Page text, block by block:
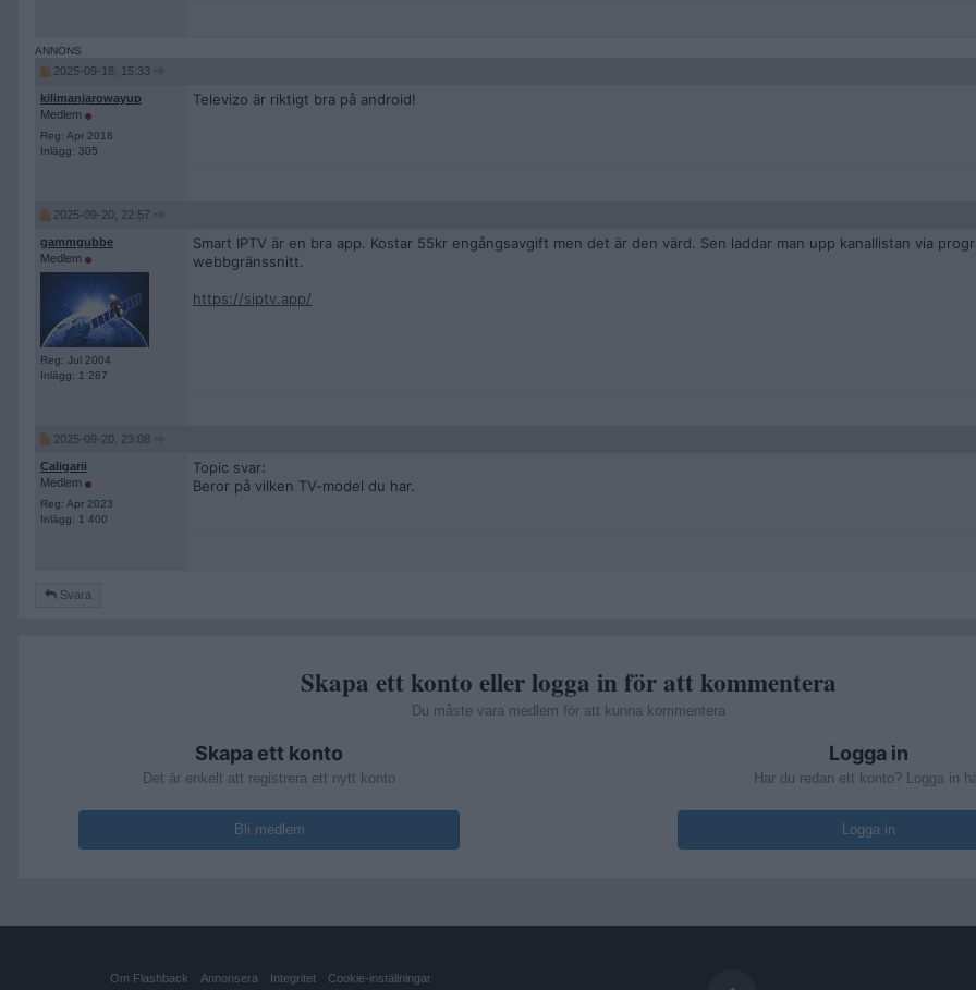
2025-09-18, 15:33
kilimanjarowayup
Medlem
Reg: Apr 2018
Inlägg: 305
Televizo är riktigt bra på android!
2025-09-20, 22:57
gammgubbe
Medlem
Reg: Jul 2004
Inlägg: 1 287
Smart IPTV är en bra app. Kostar 55kr engångsavgift men det är den värd. Sen laddar man upp kanallistan via
webbgränssnitt.
https://siptv.app/
2025-09-20, 23:08
Caligarii
Medlem
Reg: Apr 2023
Inlägg: 1 400
Topic svar:
Beror på vilken TV-model du har.
Svara
Skapa ett konto eller logga in för att kommentera
Du måste vara medlem för att kunna kommentera
Skapa ett konto
Det är enkelt att registrera ett nytt konto
Bli medlem
Logga in
Har du redan ett konto? Logga in
Logga in
Om Flashback Annonsera Integritet Cookie-inställningar